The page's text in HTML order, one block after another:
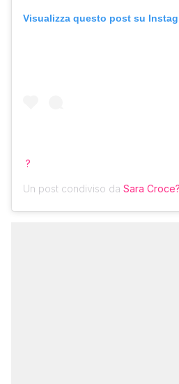
Visualizza questo post su
?
Un post condiviso da Sara Croce?